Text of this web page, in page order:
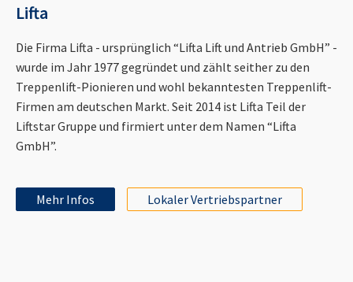
Lifta
Die Firma Lifta - ursprünglich “Lifta Lift und Antrieb GmbH” -
wurde im Jahr 1977 gegründet und zählt seither zu den
Treppenlift-Pionieren und wohl bekanntesten Treppenlift-
Firmen am deutschen Markt. Seit 2014 ist Lifta Teil der
Liftstar Gruppe und firmiert unter dem Namen “Lifta
GmbH”.
Mehr Infos Lokaler Vertriebspartner